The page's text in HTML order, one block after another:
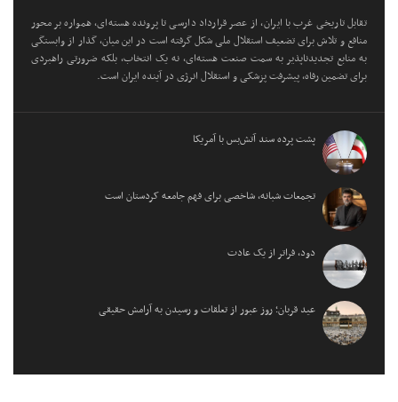
تقابل تاریخی غرب با ایران، از عصر قرارداد دارسی تا پرونده هسته‌ای، همواره بر محور
منافع و تلاش برای تضعیف استقلال ملی شکل گرفته است در این میان، گذار از وابستگی
به منابع تجدیدناپذیر به سمت صنعت هسته‌ای، نه یک انتخاب، بلکه ضرورتی راهبردی
برای تضمین رفاه، پیشرفت پزشکی و استقلال انرژی در آینده ایران است.
پشت پرده سند آتش‌بس با آمریکا
تجمعات شبانه، شاخصی برای فهم جامعه کردستان است
دود، فراتر از یک عادت
عید قربان؛ روز عبور از تعلقات و رسیدن به آرامش حقیقی